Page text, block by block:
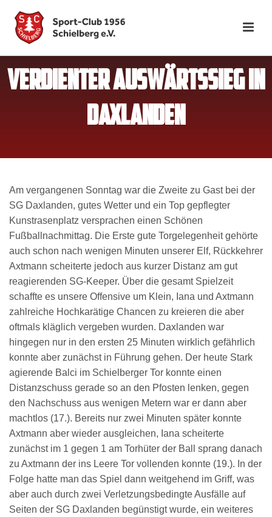
VERDIENTER AUSWÄRTSSIEG IN
DAXLANDEN
Am vergangenen Sonntag war die Zweite zu Gast bei der
SG Daxlanden, gutes Wetter und ein Top gepflegter
Kunstrasenplatz versprachen einen Schönen
Fußballnachmittag. Die Erste gute Torgelegenheit gehörte
auch schon nach wenigen Minuten unserer Elf, Rückkehrer
Axtmann scheiterte jedoch aus kurzer Distanz am gut
reagierenden SG-Keeper. Über die gesamt Spielzeit
schaffte es unsere Offensive um Klein, Iana und Axtmann
zahlreiche Hochkarätige Chancen zu kreieren die aber
oftmals kläglich vergeben wurden. Daxlanden war
hingegen nur in den ersten 25 Minuten wirklich gefährlich
konnte aber zunächst in Führung gehen. Der heute Stark
agierende Balci im Schielberger Tor konnte einen
Distanzschuss gerade so an den Pfosten lenken, gegen
den Nachschuss aus wenigen Metern war er dann aber
machtlos (17.). Bereits nur zwei Minuten später konnte
Axtmann aber wieder ausgleichen, Iana scheiterte
zunächst im 1 gegen 1 am Torhüter der Ball sprang danach
zu Axtmann der ins Leere Tor vollenden konnte (19.). In der
Folge hatte man das Spiel dann weitgehend im Griff, was
aber auch durch zwei Verletzungsbedingte Ausfälle auf
Seiten der SG Daxlanden begünstigt wurde, ein weiteres